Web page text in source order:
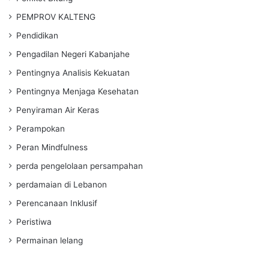
PEMPROV KALTENG
Pendidikan
Pengadilan Negeri Kabanjahe
Pentingnya Analisis Kekuatan
Pentingnya Menjaga Kesehatan
Penyiraman Air Keras
Perampokan
Peran Mindfulness
perda pengelolaan persampahan
perdamaian di Lebanon
Perencanaan Inklusif
Peristiwa
Permainan lelang